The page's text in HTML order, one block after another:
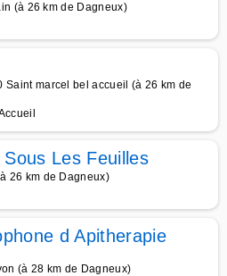
(à 26 km de Dagneux)
Saint marcel bel accueil (à 26 km de
Les Feuilles
26 km de Dagneux)
d Apitherapie
(à 28 km de Dagneux)